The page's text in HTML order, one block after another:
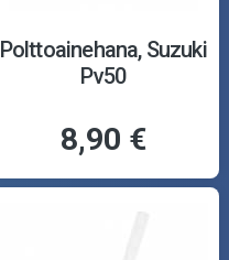
Polttoainehana, Suzuki
Pv50
8,90 €